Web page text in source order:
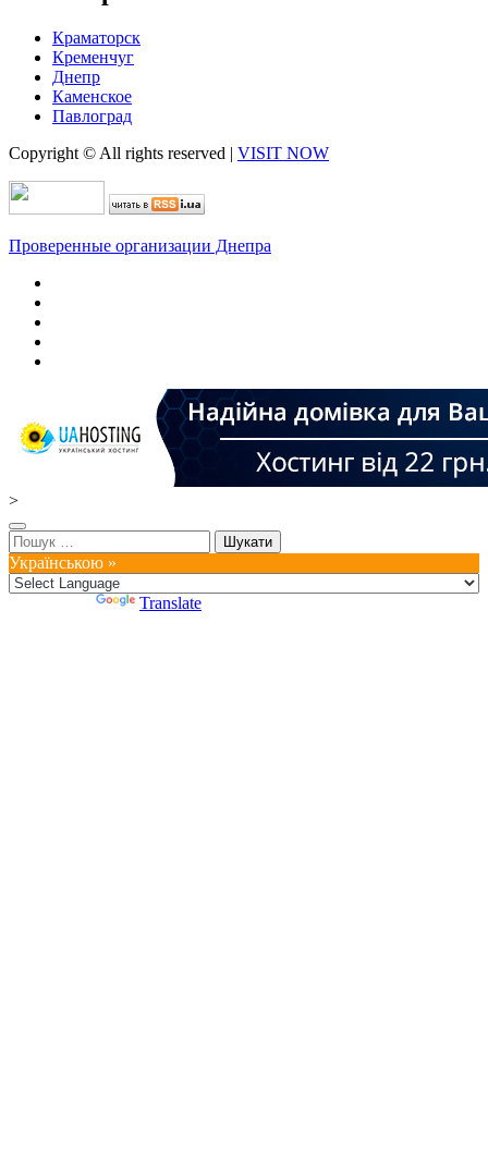
Краматорск
Кременчуг
Днепр
Каменское
Павлоград
Copyright © All rights reserved | VISIT NOW
Проверенные организации Днепра
>
Пошук:
Українською »
Translate